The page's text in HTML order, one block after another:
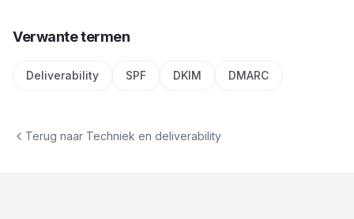
Verwante termen
Deliverability SPF DKIM DMARC
Terug naar Techniek en deliverability